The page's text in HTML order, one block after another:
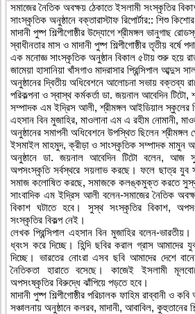
সমাজের নৈতিক অবক্ষয় ঠেকাতে ইসলামী সংস্কৃতির
সাংস্কৃতিক অনুষ্ঠানে বক্তারাস্টাফ রিপোর্টার:: শিশু
মাদানী পুষ্প শিল্পীগোষ্ঠীর উদ্যোগে শ্রীমঙ্গল ভানুগাছ
স্বাধীনতার মাস ও মাদানী পুষ্প শিল্পীগোষ্ঠীর তৃতীয় বর্ষে
এক মনোজ্ঞ সাংস্কৃতিক অনুষ্ঠান বিকাল ৫টায় শুরু হয়ে
জামেয়া হাসানিয়া খাঁসগাও মাদরাসার প্রিন্সিপাল আব্দুস
অনুষ্ঠানের দ্বিতীয় অধিবেশনে আলোচনা সভায় বক্তব্য
পরিকল্পনা ও স্বাস্থ কর্মকর্তা ডা. জয়নাল আবেদিন টিটো,
সম্পাদক এম ইদ্রিস আলী, শ্রীমঙ্গল আইডিয়াল স্কুলের
এহসান বিন মুজাহির, মাওলানা এম এ রহীম নোমানী,
অনুষ্ঠানের সমাপনী অধিবেশনে উপস্থিত ছিলেন শ্রীমঙ্গল
ইসমাইল মাহমুদ, ক্রীড়া ও সাংস্কৃতিক সম্পাদক মামুন
অনুষ্ঠানে ডা. জয়নাল আবেদিন টিটো বলেন, আজ
অপসংস্কৃতি সর্বস্থরে সয়লাভ করছে। ফলে ছাত্র যুব
সমাজ কলোষিত করছে, সমাজকে কলঙ্কমুক্ত করতে সুস্থ
সাংবাদিক এম ইদ্রিস আলী বলেন-সমাজের নৈতিক
বিকাশ ঘটাতে হবে। সুস্থ সংস্কৃতির বিকাশ,
সংস্কৃতির বিকল্প নেই।
লেখক প্রিন্সিপাল এহসান বিন মুজাহির বলেন-
ধ্বংস করে দিচ্ছে। হিন্দি ছবির করাল গ্রাস আমাদের
দিচ্ছে। ভারতের নোংরা এসব ছবি আমাদের দেশে
নৈতিকতা হারাতে বসেছে। কাজেই ইসলামী
অপসংষ্কৃতির বিরুদ্ধে ঝাঁপিয়ে পড়তে হবে।
মাদানী পুষ্প শিল্পীগোষ্ঠীর পরিচালক ফাহিম রাব্বানী ও
সঞ্চালনায় অনুষ্ঠানে কলরব, মাদানী, আবাবিল, কুহুতানের